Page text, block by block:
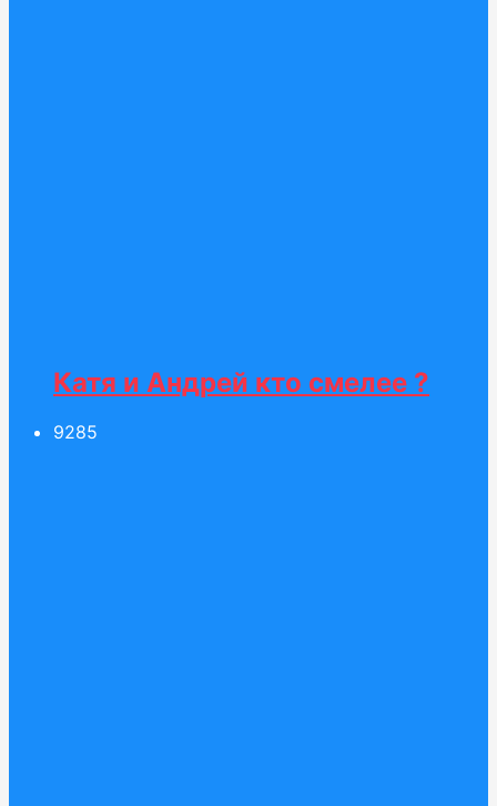
Катя и Андрей кто смелее ?
9285